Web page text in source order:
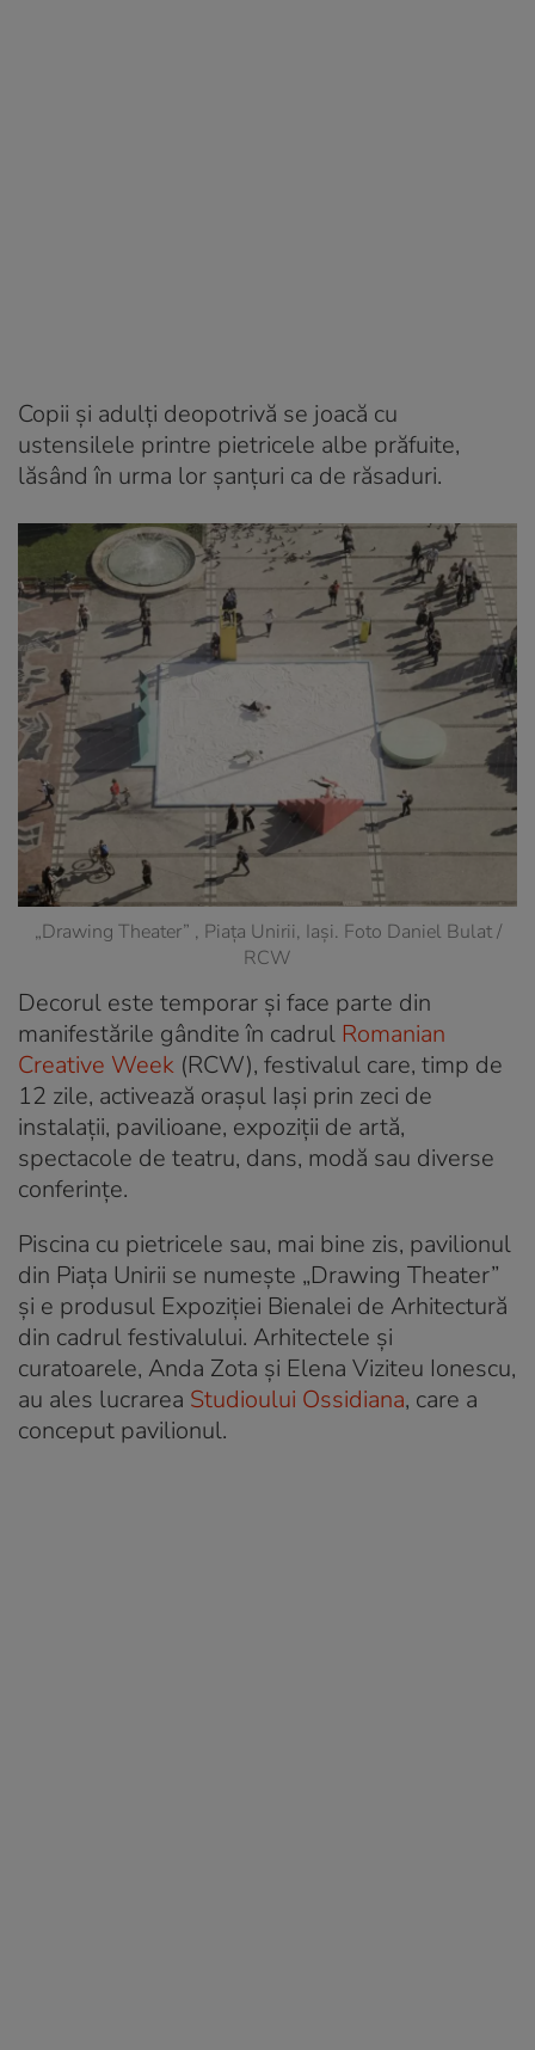
Copii și adulți deopotrivă se joacă cu
ustensilele printre pietricele albe prăfuite,
lăsând în urma lor șanțuri ca de răsaduri.
„Drawing Theater” , Piața Unirii, Iași. Foto Daniel Bulat /
RCW
Decorul este temporar și face parte din
manifestările gândite în cadrul Romanian
Creative Week (RCW), festivalul care, timp de
12 zile, activează orașul Iași prin zeci de
instalații, pavilioane, expoziții de artă,
spectacole de teatru, dans, modă sau diverse
conferințe.
Piscina cu pietricele sau, mai bine zis, pavilionul
din Piața Unirii se numește „Drawing Theater”
și e produsul Expoziției Bienalei de Arhitectură
din cadrul festivalului. Arhitectele și
curatoarele, Anda Zota și Elena Viziteu Ionescu,
au ales lucrarea Studioului Ossidiana, care a
conceput pavilionul.